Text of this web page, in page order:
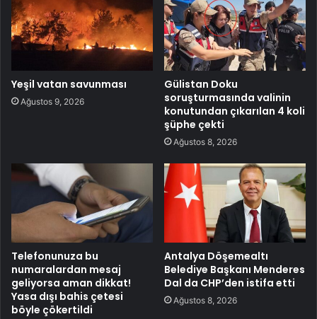
Yeşil vatan savunması
Ağustos 9, 2026
Gülistan Doku
soruşturmasında valinin
konutundan çıkarılan 4 koli
şüphe çekti
Ağustos 8, 2026
Telefonunuza bu
numaralardan mesaj
geliyorsa aman dikkat!
Yasa dışı bahis çetesi
böyle çökertildi
Antalya Döşemealtı
Belediye Başkanı Menderes
Dal da CHP’den istifa etti
Ağustos 8, 2026